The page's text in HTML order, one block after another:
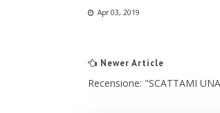
Apr 03, 2019
Newer Article
Recensione: "SCATTAMI